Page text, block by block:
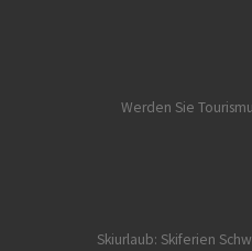
Werden Sie
Skiurlaub: Skiferien